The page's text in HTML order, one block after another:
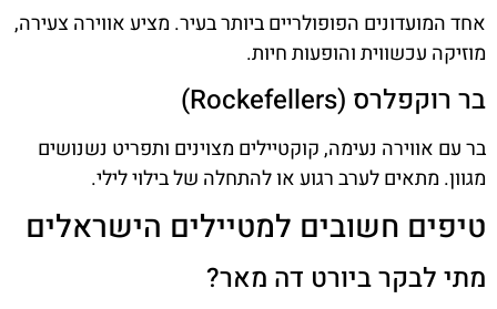
אחד המועדונים הפופולריים ביותר בעיר. מציע אווירה צעירה,
מוזיקה עכשווית והופעות חיות.
בר רוקפלרס (Rockefellers)
בר עם אווירה נעימה, קוקטיילים מצוינים ותפריט נשנושים
מגוון. מתאים לערב רגוע או להתחלה של בילוי לילי.
טיפים חשובים למטיילים הישראלים
מתי לבקר ביורט דה מאר?